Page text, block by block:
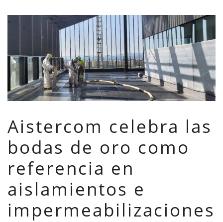
Aistercom celebra las
bodas de oro como
referencia en
aislamientos e
impermeabilizaciones